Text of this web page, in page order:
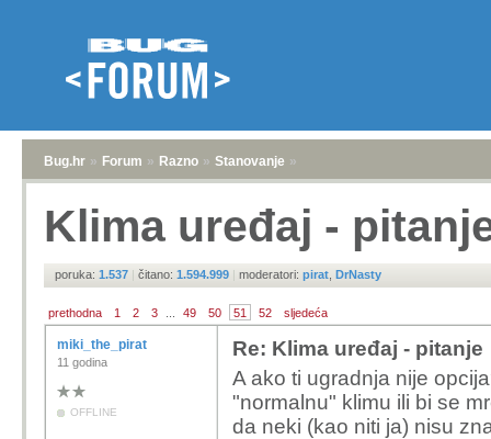
Bug.hr » Forum » Razno » Stanovanje »
Klima uređaj -
poruka: 1.537 | čitano: 1.594.999 | moderatori: pirat DrNasty
prethodna 1 2 3 49 50 51 52 sljedeća
miki_the_pirat
11 godina
OFFLINE
Re: Klima uređaj - pitanje
A ako ti ugradnja nije
"normalnu" klimu ili bi se
da neki (kao niti ja) nisu